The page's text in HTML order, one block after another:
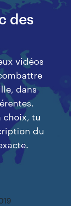
des
vidéos
dans
choix, tu
du